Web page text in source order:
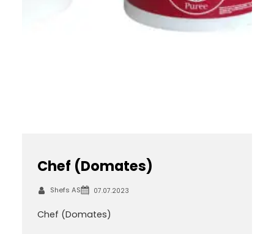
Chef (Domates)
Shefs AS 07.07.2023
Chef (Domates)